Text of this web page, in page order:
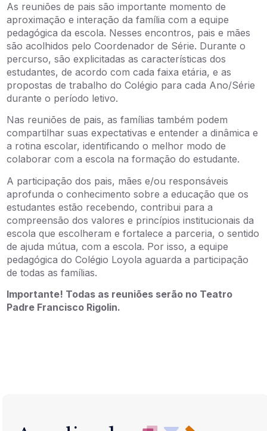
As reuniões de pais são importante momento de
aproximação e interação da família com a equipe
pedagógica da escola. Nesses encontros, pais e mães
são acolhidos pelo Coordenador de Série. Durante o
percurso, são explicitadas as características dos
estudantes, de acordo com cada faixa etária, e as
propostas de trabalho do Colégio para cada Ano/Série
durante o período letivo.
Nas reuniões de pais, as famílias também podem
compartilhar suas expectativas e entender a dinâmica e
a rotina escolar, identificando o melhor modo de
colaborar com a escola na formação do estudante.
A participação dos pais, mães e/ou responsáveis
aprofunda o conhecimento sobre a educação que os
estudantes estão recebendo, contribui para a
compreensão dos valores e princípios institucionais da
escola que escolheram e fortalece a parceria, o sentido
de ajuda mútua, com a escola. Por isso, a equipe
pedagógica do Colégio Loyola aguarda a participação
de todas as famílias.
Importante! Todas as reuniões serão no Teatro
Padre Francisco Rigolin.